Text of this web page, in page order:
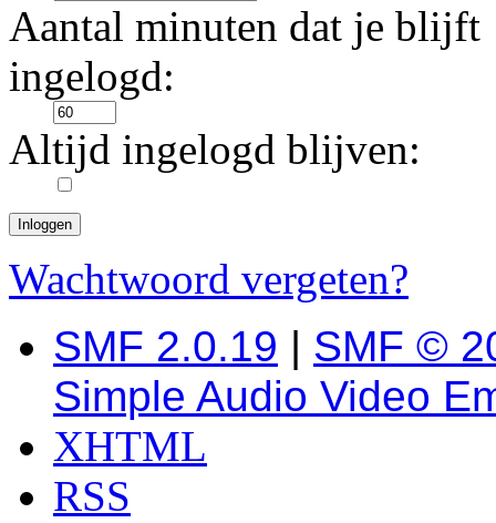
Aantal minuten dat je blijft
ingelogd:
Altijd ingelogd blijven:
Wachtwoord vergeten?
SMF 2.0.19 | SMF ©
Simple Audio Video
XHTML
RSS